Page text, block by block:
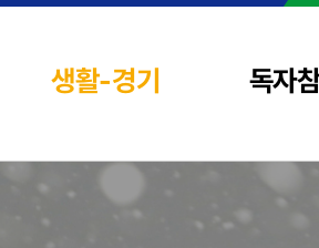
생활-경기 독자